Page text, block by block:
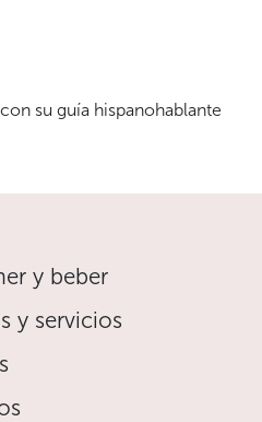
su guía hispanohablante
y beber
y servicios